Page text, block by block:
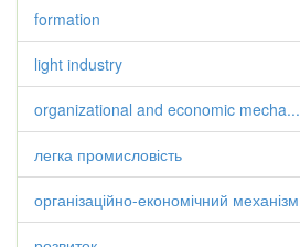
formation
light industry
organizational and economic mecha...
легка промисловість
організаційно-економічний механізм